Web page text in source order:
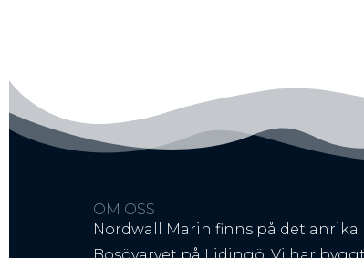
OM OSS
Nordwall Marin finns på det anrika
Bosövarvet på Lidingö. Vi har byggt,